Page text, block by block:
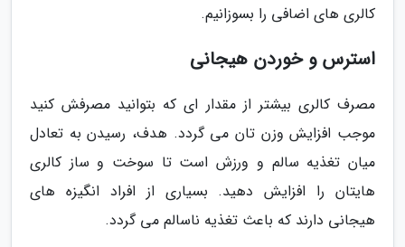
کالری های اضافی را بسوزانیم.
استرس و خوردن هیجانی
مصرف کالری بیشتر از مقدار ای که بتوانید مصرفش کنید
موجب افزایش وزن تان می گردد. هدف، رسیدن به تعادل
میان تغذیه سالم و ورزش است تا سوخت و ساز کالری
هایتان را افزایش دهید. بسیاری از افراد انگیزه های
هیجانی دارند که باعث تغذیه ناسالم می گردد.